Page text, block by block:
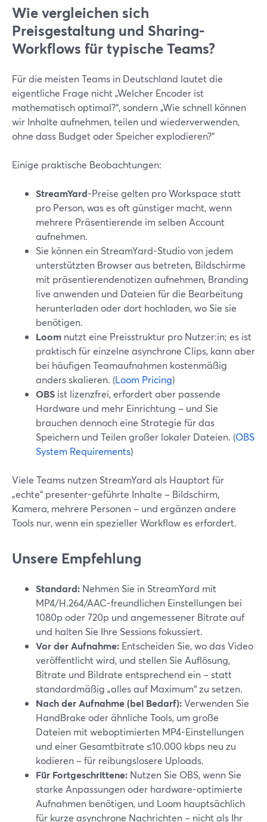
Wie vergleichen sich
Preisgestaltung und Sharing-
Workflows für typische Teams?
Für die meisten Teams in Deutschland lautet die
eigentliche Frage nicht „Welcher Encoder ist
mathematisch optimal?“, sondern „Wie schnell können
wir Inhalte aufnehmen, teilen und wiederverwenden,
ohne dass Budget oder Speicher explodieren?“
Einige praktische Beobachtungen:
StreamYard-Preise gelten pro Workspace statt
pro Person, was es oft günstiger macht, wenn
mehrere Präsentierende im selben Account
aufnehmen.
Sie können ein StreamYard-Studio von jedem
unterstützten Browser aus betreten, Bildschirme
mit präsentierendenotizen aufnehmen, Branding
live anwenden und Dateien für die Bearbeitung
herunterladen oder dort hochladen, wo Sie sie
benötigen.
Loom nutzt eine Preisstruktur pro Nutzer:in; es ist
praktisch für einzelne asynchrone Clips, kann aber
bei häufigen Teamaufnahmen kostenmäßig
anders skalieren. (Loom Pricing)
OBS ist lizenzfrei, erfordert aber passende
Hardware und mehr Einrichtung – und Sie
brauchen dennoch eine Strategie für das
Speichern und Teilen großer lokaler Dateien. (OBS
System Requirements)
Viele Teams nutzen StreamYard als Hauptort für
„echte“ presenter-geführte Inhalte – Bildschirm,
Kamera, mehrere Personen – und ergänzen andere
Tools nur, wenn ein spezieller Workflow es erfordert.
Unsere Empfehlung
Standard: Nehmen Sie in StreamYard mit
MP4/H.264/AAC-freundlichen Einstellungen bei
1080p oder 720p und angemessener Bitrate auf
und halten Sie Ihre Sessions fokussiert.
Vor der Aufnahme: Entscheiden Sie, wo das Video
veröffentlicht wird, und stellen Sie Auflösung,
Bitrate und Bildrate entsprechend ein – statt
standardmäßig „alles auf Maximum“ zu setzen.
Nach der Aufnahme (bei Bedarf):Verwenden Sie
HandBrake oder ähnliche Tools, um große
Dateien mit weboptimierten MP4-Einstellungen
und einer Gesamtbitrate ≤10.000 kbps neu zu
kodieren – für reibungslosere Uploads.
Für Fortgeschrittene: Nutzen Sie OBS, wenn Sie
starke Anpassungen oder hardware-optimierte
Aufnahmen benötigen, und Loom hauptsächlich
für kurze asynchrone Nachrichten – nicht als Ihr